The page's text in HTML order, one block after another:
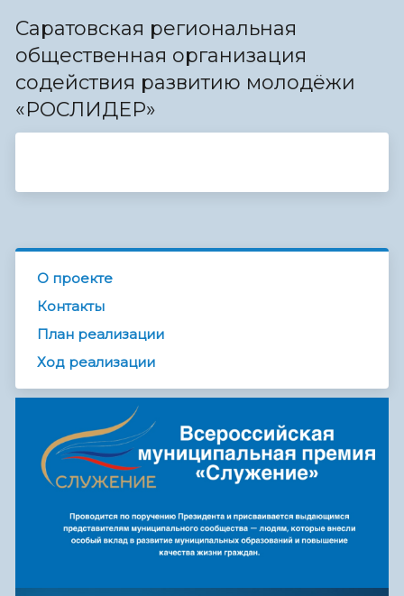
Саратовская региональная
общественная организация
содействия развитию молодёжи
«РОСЛИДЕР»
О проекте
Контакты
План реализации
Ход реализации